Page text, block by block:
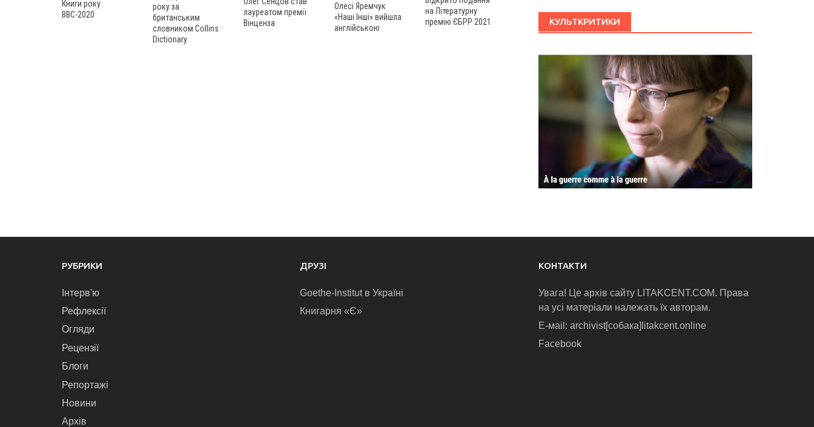
Книги року
ВВС-2020
року за
британським
словником Collins
Dictionary
лауреатом премії
Вінценза
Олесі Яремчук
«Наші Інші» вийшла
англійською
на Літературну
премію ЄБРР 2021
КУЛЬТКРИТИКИ
РУБРИКИ
Інтерв'ю
Рефлексії
Огляди
Рецензії
Блоги
Репортажі
Новини
Архів
ДРУЗІ
Goethe-Institut в Україні
Книгарня «Є»
КОНТАКТИ
Увага! Це архів сайту LITAKCENT.COM. Права
на усі матеріали належать їх авторам.
E-маіl: archivist[собака]litakcent.online
Facebook